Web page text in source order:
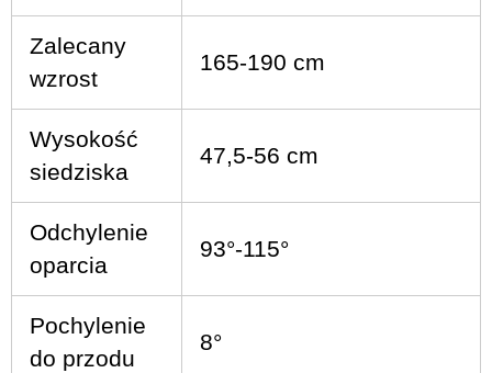
Zalecany
wzrost
165-190 cm
Wysokość
siedziska
47,5-56 cm
Odchylenie
oparcia
93°-115°
Pochylenie
do przodu
8°